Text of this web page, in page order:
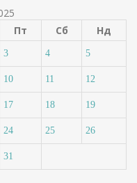
Пт Сб Нд
3 4 5
10 11 12
17 18 19
24 25 26
31